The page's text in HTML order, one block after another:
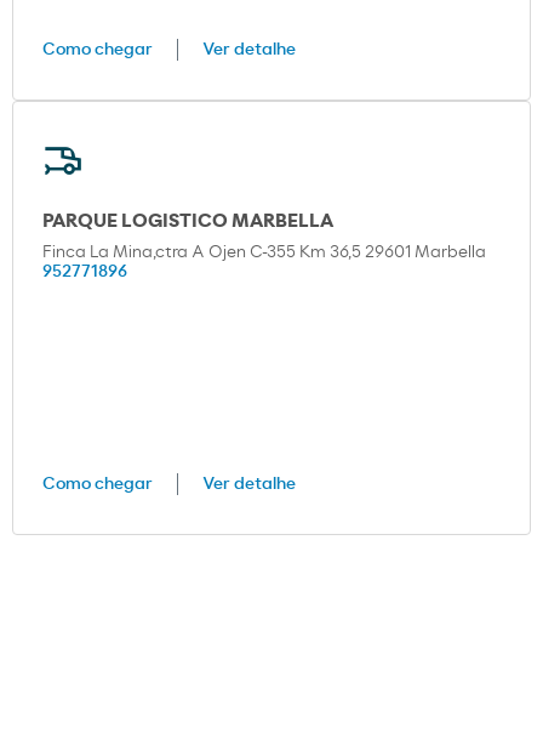
Como chegar Ver detalhe
PARQUE LOGISTICO MARBELLA
Finca La Mina,ctra A Ojen C-355 Km 36,5 29601 Marbella
952771896
Como chegar Ver detalhe